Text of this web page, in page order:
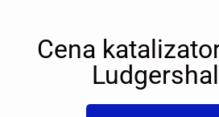
Cena